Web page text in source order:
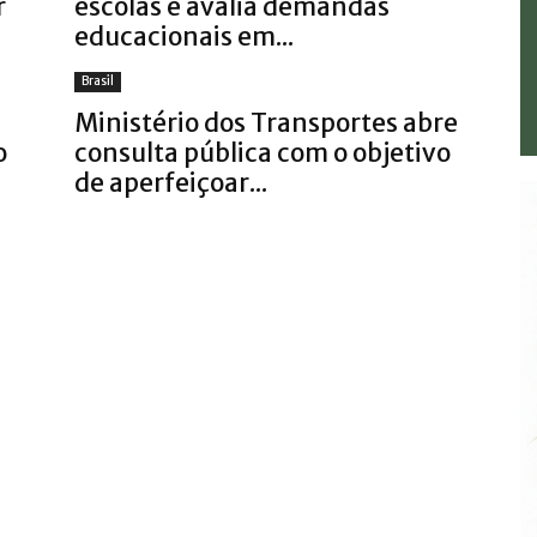
escolas e avalia demandas
educacionais em...
Brasil
Ministério dos Transportes abre
consulta pública com o objetivo
de aperfeiçoar...